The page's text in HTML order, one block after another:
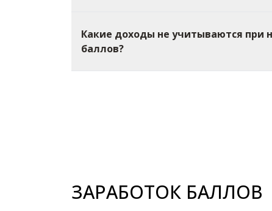
Какие доходы не учитываются при
баллов?
ЗАРАБОТОК БАЛЛОВ